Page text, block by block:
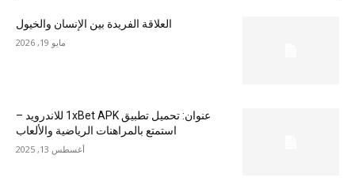
العلاقة الفريدة بين الإنسان والخيول
مايو 19, 2026
عنوان: تحميل تطبيق 1xBet APK للاندرويد –
استمتع بالمراهنات الرياضية والألعاب
أغسطس 13, 2025